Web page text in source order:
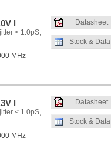
l
< 1.0pS,
MHz
Datasheet
Stock & Data
l
< 1.0pS,
MHz
Datasheet
Stock & Data